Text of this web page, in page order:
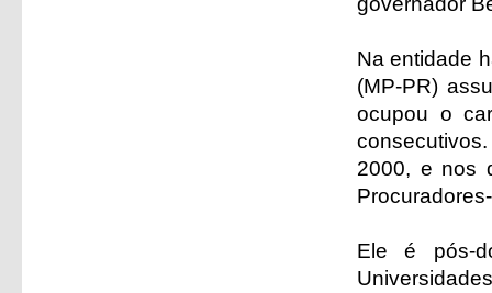
Na entidade
(MP-PR)
ocupou o
2000, e nos
Ele é pós-